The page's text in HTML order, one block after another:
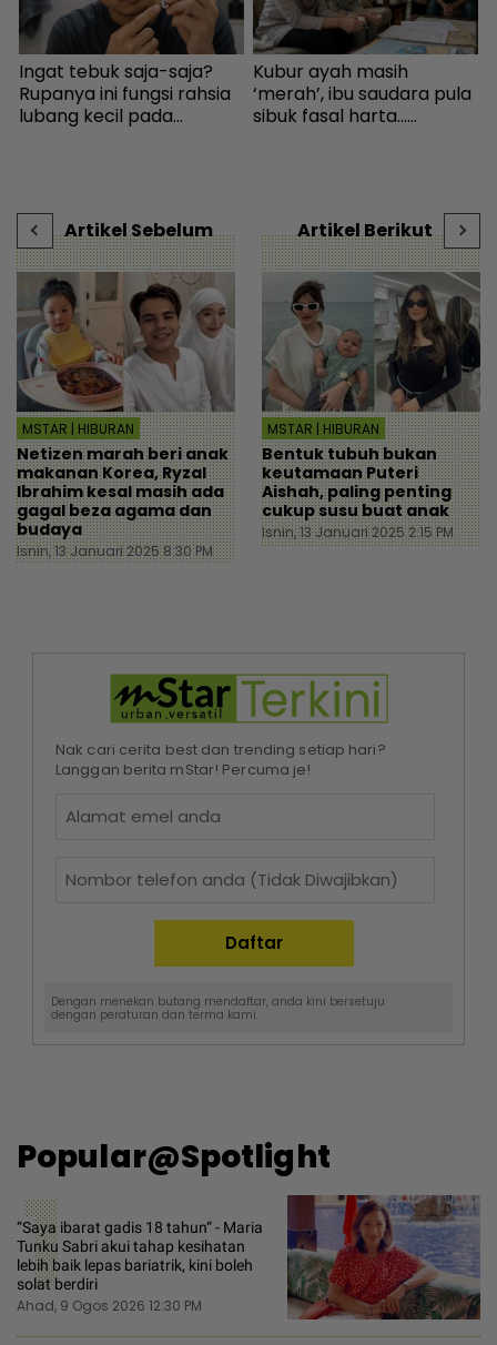
Ingat tebuk saja-saja?
Rupanya ini fungsi rahsia
lubang kecil pada
Kubur ayah masih
‘merah’, ibu saudara pula
sibuk fasal harta...
Artikel Sebelum
MSTAR | HIBURAN
Netizen marah beri anak
makanan Korea, Ryzal
Ibrahim kesal masih ada
gagal beza agama dan
budaya
Isnin, 13 Januari 2025 8:30 PM
Artikel Berikut
MSTAR | HIBURAN
Bentuk tubuh bukan
keutamaan Puteri
Aishah, paling penting
cukup susu buat anak
Isnin, 13 Januari 2025 2:15 PM
Nak cari cerita best dan trending setiap hari?
Langgan berita mStar! Percuma je!
Dengan menekan butang mendaftar, anda kini bersetuju
dengan peraturan dan terma kami.
Popular@Spotlight
1
“Saya ibarat gadis 18 tahun“ - Maria
Tunku Sabri akui tahap kesihatan
lebih baik lepas bariatrik, kini boleh
solat berdiri
Ahad, 9 Ogos 2026 12:30 PM